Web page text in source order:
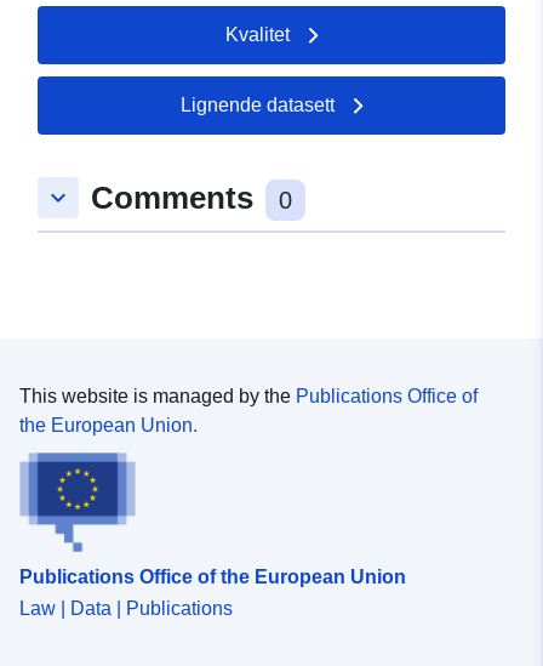
Sie dienen im Wesentlichen der Erstellung strategischer
Lärmkarten gemäß Artikel R.572-5 des
Umweltgesetzbuchs.
Kvalitet
Lignende datasett
keyboard_arrow_down Comments 0
This website is managed by the Publications Office of
the European Union.
Publications Office of the European Union
Law | Data | Publications